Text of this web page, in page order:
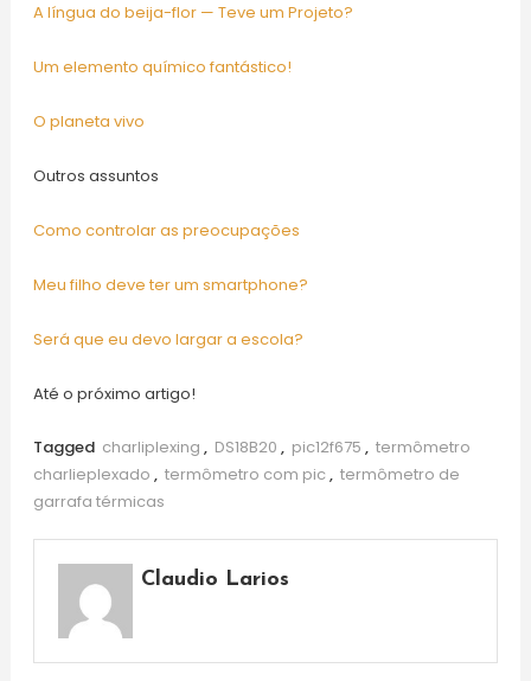
A língua do beija-flor — Teve um Projeto?
Um elemento químico fantástico!
O planeta vivo
Outros assuntos
Como controlar as preocupações
Meu filho deve ter um smartphone?
Será que eu devo largar a escola?
Até o próximo artigo!
Tagged charliplexing , DS18B20 , pic12f675 , termômetro
charlieplexado , termômetro com pic , termômetro de
garrafa térmicas
Claudio Larios